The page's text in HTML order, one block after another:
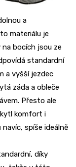
a
materiálu je
bocích jsou ze
standardní
a vyšší jezdec
záda a obleče
Přesto ale
komfort i
spíše ideálně
díky